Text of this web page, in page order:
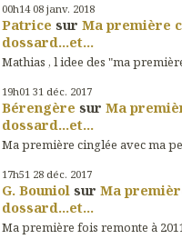
00h14 08 janv. 2018
Patrice sur Ma première
dossard...et...
Mathias , l idee des "ma
19h01 31 déc. 2017
Bérengère sur Ma
dossard...et...
Ma première cinglée avec ma
17h51 28 déc. 2017
G. Bouniol sur Ma
dossard...et...
Ma première fois remonte à